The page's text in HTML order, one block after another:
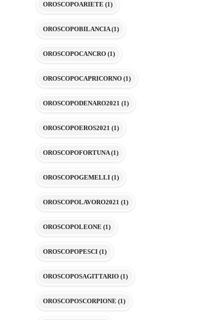
OROSCOPOARIETE (1)
OROSCOPOBILANCIA(1)
OROSCOPOCANCRO (1)
OROSCOPOCAPRICORNO (1)
OROSCOPODENARO2021 (1)
OROSCOPOEROS2021 (1)
OROSCOPOFORTUNA(1)
OROSCOPOGEMELLI (1)
OROSCOPOLAVORO2021 (1)
OROSCOPOLEONE (1)
OROSCOPOPESCI (1)
OROSCOPOSAGITTARIO (1)
OROSCOPOSCORPIONE (1)